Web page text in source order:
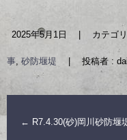
2025年5月1日 カテゴ
事, 砂防堰堤 投稿者 :
← R7.4.30(砂)岡川砂防堰